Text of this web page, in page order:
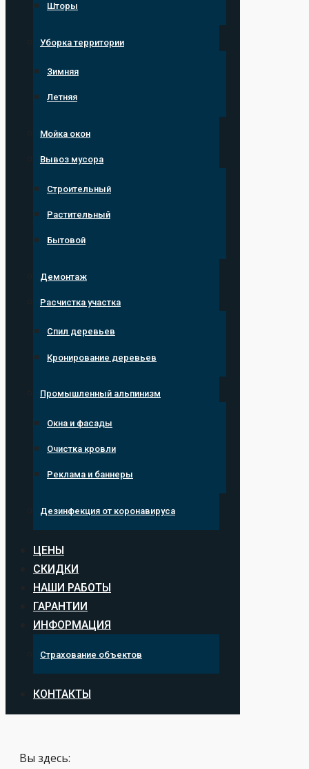
Шторы
Уборка территории
Зимняя
Летняя
Мойка окон
Вывоз мусора
Строительный
Растительный
Бытовой
Демонтаж
Расчистка участка
Спил деревьев
Кронирование деревьев
Промышленный альпинизм
Окна и фасады
Очистка кровли
Реклама и баннеры
Дезинфекция от коронавируса
ЦЕНЫ
СКИДКИ
НАШИ РАБОТЫ
ГАРАНТИИ
ИНФОРМАЦИЯ
Страхование объектов
КОНТАКТЫ
Вы здесь: